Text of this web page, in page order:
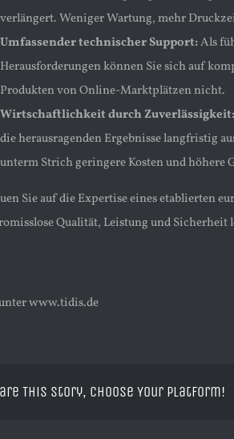
verlängert. Weniger Wartung, mehr
Umfassender technischer Support:Als
Herausforderungen können Sie sich auf
Produkten von Online-Marktplätzen nicht.
Wirtschaftlichkeit durch Zuverlässigkeit:
die herausragenden Ergebnisse langfristig
unterm Strich geringere Kosten und höhere
Sie auf die Expertise eines etablierten
Qualität, Leistung und
www.tidis.de
This Story, Choose Your Platform!